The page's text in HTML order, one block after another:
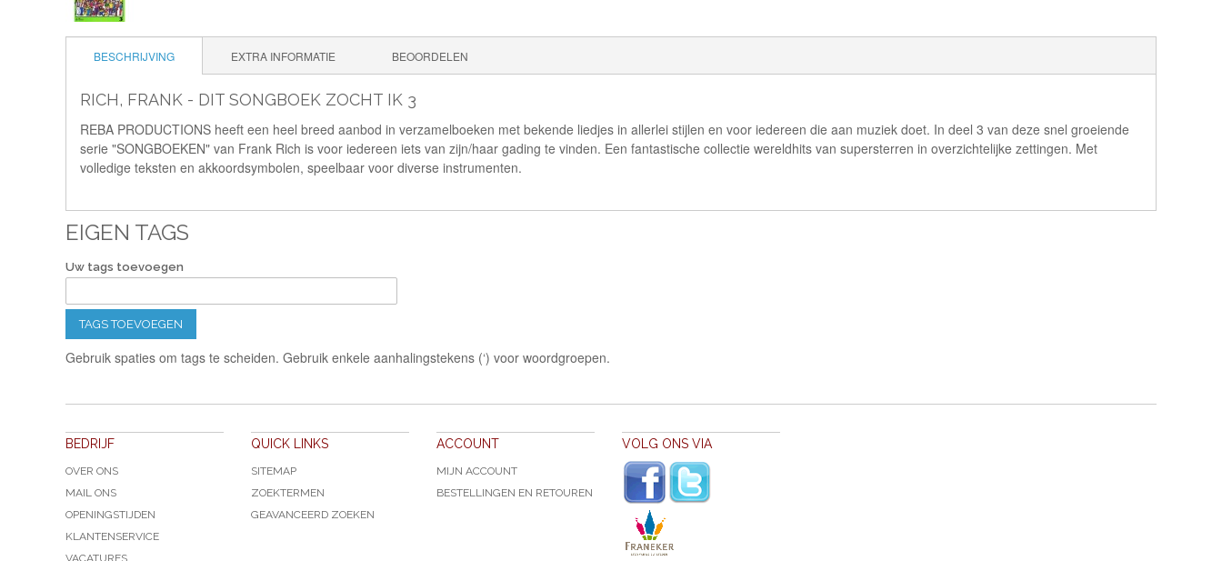
BESCHRIJVING EXTRA INFORMATIE BEOORDELEN
RICH, FRANK - DIT SONGBOEK ZOCHT IK 3
REBA PRODUCTIONS heeft een heel breed aanbod in verzamelboeken met bekende liedjes in allerlei stijlen en voor iedereen die aan muziek doet. In deel 3 van deze snel groeiende
serie "SONGBOEKEN" van Frank Rich is voor iedereen iets van zijn/haar gading te vinden. Een fantastische collectie wereldhits van supersterren in overzichtelijke zettingen. Met
volledige teksten en akkoordsymbolen, speelbaar voor diverse instrumenten.
EIGEN TAGS
Uw tags toevoegen
TAGS TOEVOEGEN
Gebruik spaties om tags te scheiden. Gebruik enkele aanhalingstekens (‘) voor woordgroepen.
BEDRIJF
OVER ONS
MAIL ONS
OPENINGSTIJDEN
KLANTENSERVICE
VACATURES
QUICK LINKS
SITEMAP
ZOEKTERMEN
GEAVANCEERD ZOEKEN
ACCOUNT
MIJN ACCOUNT
BESTELLINGEN EN RETOUREN
VOLG ONS VIA